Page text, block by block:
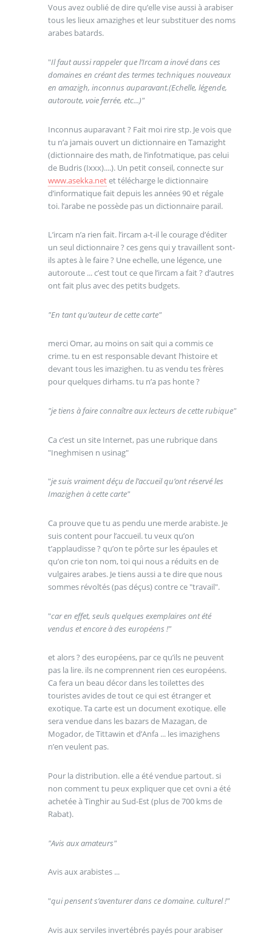
Vous avez oublié de dire qu’elle vise aussi à arabiser
tous les lieux amazighes et leur substituer des noms
arabes batards.
"Il faut aussi rappeler que l’Ircam a inové dans ces
domaines en créant des termes techniques nouveaux
en amazigh, inconnus auparavant.(Echelle, légende,
autoroute, voie ferrée, etc...)"
Inconnus auparavant ? Fait moi rire stp. Je vois que
tu n’a jamais ouvert un dictionnaire en Tamazight
(dictionnaire des math, de l’infotmatique, pas celui
de Budris (Ixxx)....). Un petit conseil, connecte sur
www.asekka.netet télécharge le dictionnaire
d’informatique fait depuis les années 90 et régale
toi. l’arabe ne possède pas un dictionnaire parail.
L’ircam n’a rien fait. l’ircam a-t-il le courage d’éditer
un seul dictionnaire ? ces gens qui y travaillent sont-
ils aptes à le faire ? Une echelle, une légence, une
autoroute ... c’est tout ce que l’ircam a fait ? d’autres
ont fait plus avec des petits budgets.
"En tant qu’auteur de cette carte"
merci Omar, au moins on sait qui a commis ce
crime. tu en est responsable devant l’histoire et
devant tous les imazighen. tu as vendu tes frères
pour quelques dirhams. tu n’a pas honte ?
"je tiens à faire connaître aux lecteurs de cette rubique"
Ca c’est un site Internet, pas une rubrique dans
"Ineghmisen n usinag"
"je suis vraiment déçu de l’accueil qu’ont réservé les
Imazighen à cette carte"
Ca prouve que tu as pendu une merde arabiste. Je
suis content pour l’accueil. tu veux qu’on
t’applaudisse ? qu’on te pôrte sur les épaules et
qu’on crie ton nom, toi qui nous a réduits en de
vulgaires arabes. Je tiens aussi a te dire que nous
sommes révoltés (pas déçus) contre ce "travail".
"car en effet, seuls quelques exemplaires ont été
vendus et encore à des européens !"
et alors ? des européens, par ce qu’ils ne peuvent
pas la lire. ils ne comprennent rien ces européens.
Ca fera un beau décor dans les toilettes des
touristes avides de tout ce qui est étranger et
exotique. Ta carte est un document exotique. elle
sera vendue dans les bazars de Mazagan, de
Mogador, de Tittawin et d’Anfa ... les imazighens
n’en veulent pas.
Pour la distribution. elle a été vendue partout. si
non comment tu peux expliquer que cet ovni a été
achetée à Tinghir au Sud-Est (plus de 700 kms de
Rabat).
"Avis aux amateurs"
Avis aux arabistes ...
"qui pensent s’aventurer dans ce domaine. culturel !"
Avis aux serviles invertébrés payés pour arabiser